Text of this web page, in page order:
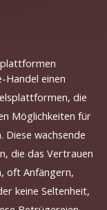
Handel einen
, die
Möglichkeiten für
Diese wachsende
die das Vertrauen
oft Anfängern,
keine Seltenheit,